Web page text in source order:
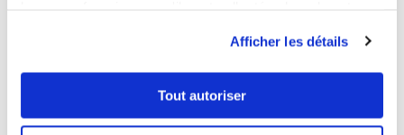
Afficher les détails
Tout autoriser
Explorez
nos trucs et astuces